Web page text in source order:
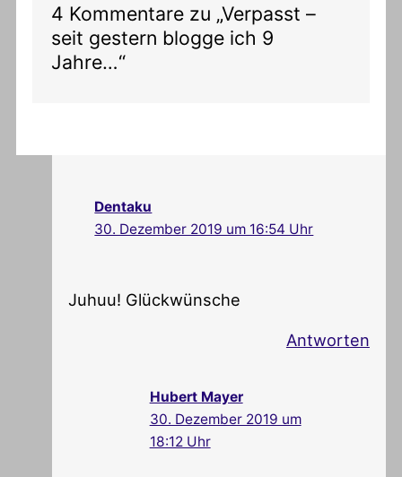
4 Kommentare zu „Verpasst –
seit gestern blogge ich 9
Jahre…“
Dentaku
30. Dezember 2019 um 16:54 Uhr
Juhuu! Glückwünsche
Antworten
Hubert Mayer
30. Dezember 2019 um
18:12 Uhr